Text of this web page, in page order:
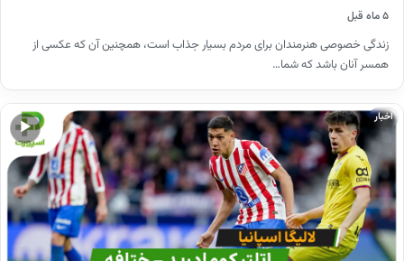
۵ ماه قبل
زندگی خصوصی هنرمندان برای مردم بسیار جذاب است، همچنین آن که عکسی از
همسر آنان باشد که شما…
▶
اخبار